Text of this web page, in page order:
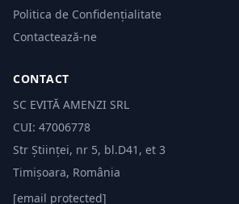
Politica de Confidențialitate
Contactează-ne
CONTACT
SC EVITĂ AMENZI SRL
CUI: 47006778
Str Științei, nr 5, bl.D41, et 3
Timișoara, România
[email protected]